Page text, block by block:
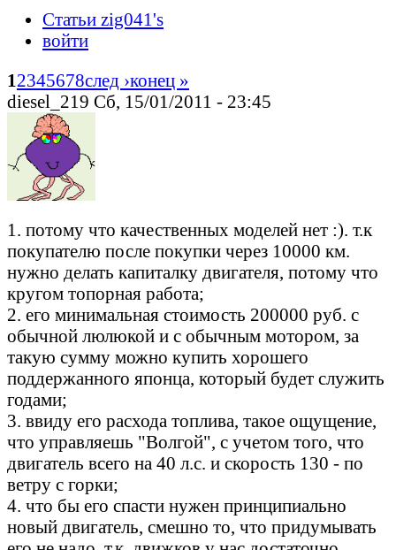
Статьи zig041's
войти
12345678след ›конец »
diesel_219 Сб, 15/01/2011 - 23:45
1. потому что качественных моделей нет :). т.к
покупателю после покупки через 10000 км.
нужно делать капиталку двигателя, потому что
кругом топорная работа;
2. его минимальная стоимость 200000 руб. с
обычной люлюкой и с обычным мотором, за
такую сумму можно купить хорошего
поддержанного японца, который будет служить
годами;
3. ввиду его расхода топлива, такое ощущение,
что управляешь "Волгой", с учетом того, что
двигатель всего на 40 л.с. и скорость 130 - по
ветру с горки;
4. что бы его спасти нужен принципиально
новый двигатель, смешно то, что придумывать